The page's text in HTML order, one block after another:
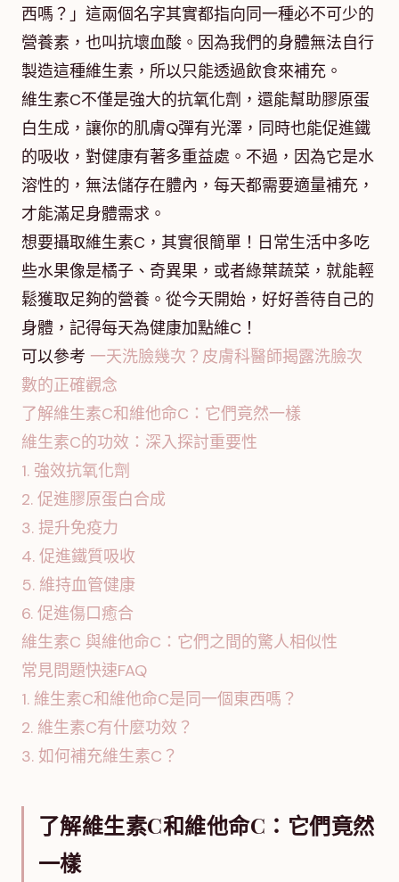
西嗎？」這兩個名字其實都指向同一種必不可少的
營養素，也叫抗壞血酸。因為我們的身體無法自行
製造這種維生素，所以只能透過飲食來補充。
維生素C不僅是強大的抗氧化劑，還能幫助膠原蛋
白生成，讓你的肌膚Q彈有光澤，同時也能促進鐵
的吸收，對健康有著多重益處。不過，因為它是水
溶性的，無法儲存在體內，每天都需要適量補充，
才能滿足身體需求。
想要攝取維生素C，其實很簡單！日常生活中多吃
些水果像是橘子、奇異果，或者綠葉蔬菜，就能輕
鬆獲取足夠的營養。從今天開始，好好善待自己的
身體，記得每天為健康加點維C！
可以參考 一天洗臉幾次？皮膚科醫師揭露洗臉次
數的正確觀念
了解維生素C和維他命C：它們竟然一樣
維生素C的功效：深入探討重要性
1. 強效抗氧化劑
2. 促進膠原蛋白合成
3. 提升免疫力
4. 促進鐵質吸收
5. 維持血管健康
6. 促進傷口癒合
維生素C 與維他命C：它們之間的驚人相似性
常見問題快速FAQ
1. 維生素C和維他命C是同一個東西嗎？
2. 維生素C有什麼功效？
3. 如何補充維生素C？
了解維生素C和維他命C：它們竟然
一樣